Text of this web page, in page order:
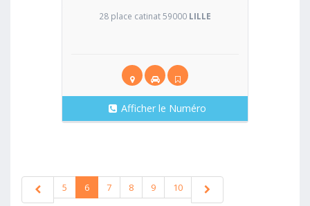
28 place catinat 59000 LILLE
Afficher le Numéro
5 6 7 8 9 10